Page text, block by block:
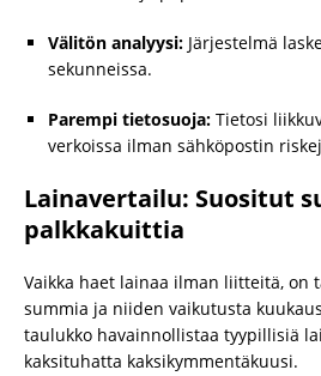
Välitön analyysi: Järjestelmä
sekunneissa.
Parempi tietosuoja: Tietosi
verkoissa ilman sähköpostin
Lainavertailu: Suositut
palkkakuittia
Vaikka haet lainaa ilman liitteitä, on
summia ja niiden vaikutusta
taulukko havainnollistaa tyypillisiä
kaksituhatta kaksikymmentäkuusi.